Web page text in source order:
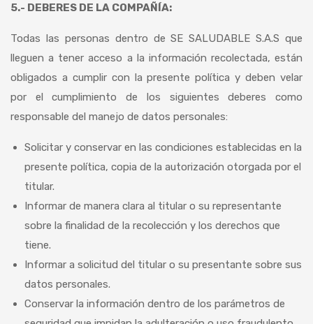
5.- DEBERES DE LA COMPAÑÍA:
Todas las personas dentro de SE SALUDABLE S.A.S que
lleguen a tener acceso a la información recolectada, están
obligados a cumplir con la presente política y deben velar
por el cumplimiento de los siguientes deberes como
responsable del manejo de datos personales:
Solicitar y conservar en las condiciones establecidas en la
presente política, copia de la autorización otorgada por el
titular.
Informar de manera clara al titular o su representante
sobre la finalidad de la recolección y los derechos que
tiene.
Informar a solicitud del titular o su presentante sobre sus
datos personales.
Conservar la información dentro de los parámetros de